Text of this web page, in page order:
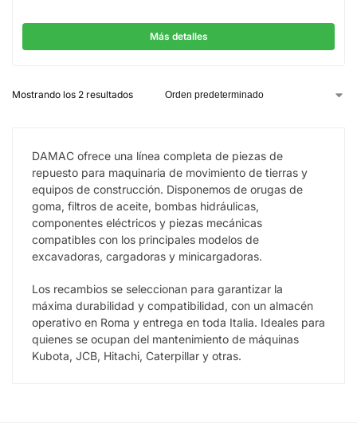
Más detalles
Mostrando los 2 resultados
DAMAC ofrece una línea completa de piezas de
repuesto para maquinaria de movimiento de tierras y
equipos de construcción. Disponemos de orugas de
goma, filtros de aceite, bombas hidráulicas,
componentes eléctricos y piezas mecánicas
compatibles con los principales modelos de
excavadoras, cargadoras y minicargadoras.
Los recambios se seleccionan para garantizar la
máxima durabilidad y compatibilidad, con un almacén
operativo en Roma y entrega en toda Italia. Ideales para
quienes se ocupan del mantenimiento de máquinas
Kubota, JCB, Hitachi, Caterpillar y otras.